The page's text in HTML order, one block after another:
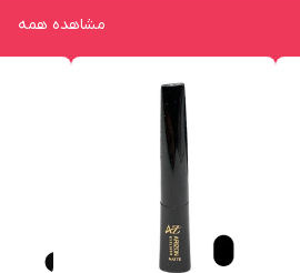
مشاهده همه